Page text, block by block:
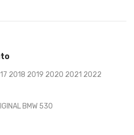
2018 2019 2020 2021 2022
BMW 530